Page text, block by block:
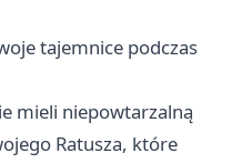
tajemnice podczas
mieli niepowtarzalną
Ratusza, które